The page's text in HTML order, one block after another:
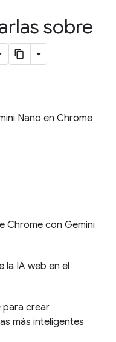
sobre
Nano en Chrome
Chrome con Gemini
la IA web en el
para crear
más inteligentes